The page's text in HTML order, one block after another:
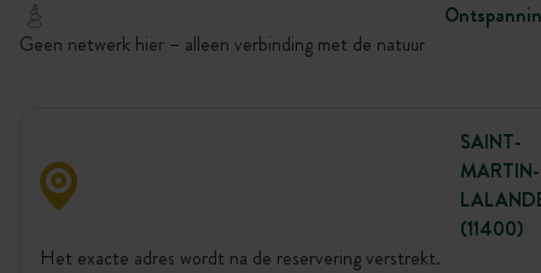
Geen netwerk hier – alleen verbinding met de natuur
SAINT-
MARTIN-
(11400)
Het exacte adres wordt na de reservering verstrekt.